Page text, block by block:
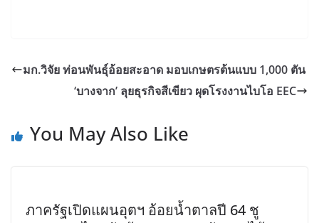
มก.วิจัย ท่อนพันธุ์อ้อยสะอาด มอบเกษตรต้นแบบ 1,000 ตัน
‘บางจาก’ ลุยธุรกิจสีเขียว ผุดโรงงานไบโอ EEC
You May Also Like
ภาครัฐเปิดแผนอุตฯ อ้อยน้ำตาลปี 64 ชู